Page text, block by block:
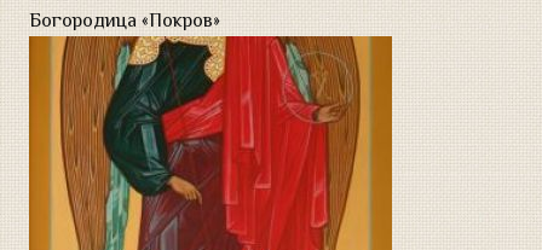
Натюрморт
Современная армия
Портреты
УСЛУГИ АВТОРА
ВЫСТАВКИ
Богородица «Покров»